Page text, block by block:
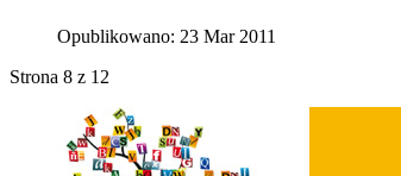
Opublikowano: 23 Mar 2011
Strona 8 z 12